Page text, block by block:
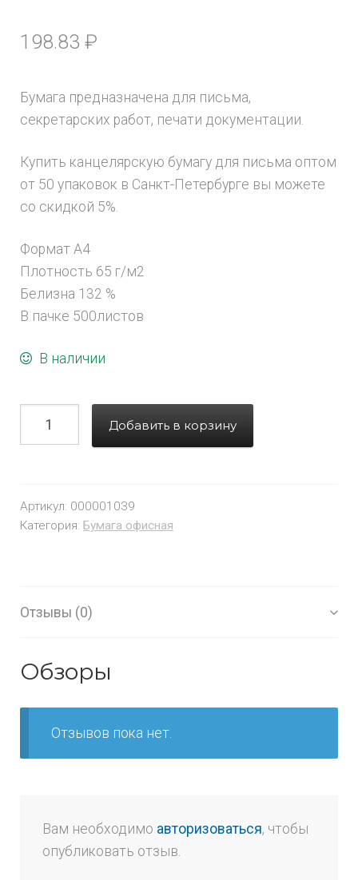
198.83 ₽
Бумага предназначена для письма,
секретарских работ, печати документации.
Купить канцелярскую бумагу для письма оптом
от 50 упаковок в Санкт-Петербурге вы можете
со скидкой 5%.
Формат А4
Плотность 65 г/м2
Белизна 132 %
В пачке 500листов
В наличии
Добавить в корзину
Артикул: 000001039
Категория: Бумага офисная
Отзывы (0)
Обзоры
Отзывов пока нет.
Вам необходимо авторизоваться, чтобы
опубликовать отзыв.